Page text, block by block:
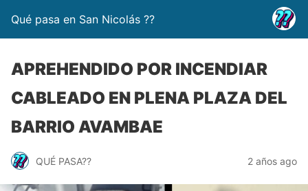
Qué pasa en San Nicolás ??
APREHENDIDO POR INCENDIAR
CABLEADO EN PLENA PLAZA DEL
BARRIO AVAMBAE
QUÉ PASA?? 2 años ago